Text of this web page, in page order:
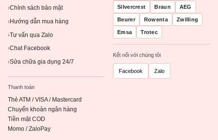
›Chính sách bảo mật
›Hướng dẫn mua hàng
›Tư vấn qua Zalo
›Chat Facebook
›Sửa chữa gia dụng 24/7
Thanh toán
Thẻ ATM / VISA / Mastercard
Chuyển khoản ngân hàng
Tiền mặt COD
Momo / ZaloPay
Silvercrest Braun AEG
Beurer Rowenta Zwilling
Emsa Trotec
Kết nối với chúng tôi
Facebook Zalo